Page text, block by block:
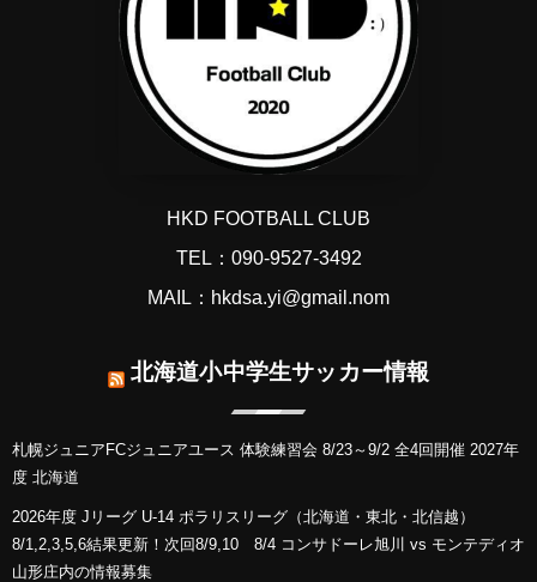
HKD FOOTBALL CLUB
TEL：090-9527-3492
MAIL：hkdsa.yi@gmail.nom
北海道小中学生サッカー情報
札幌ジュニアFCジュニアユース 体験練習会 8/23～9/2 全4回開催 2027年
度 北海道
2026年度 Jリーグ U-14 ポラリスリーグ（北海道・東北・北信越）
8/1,2,3,5,6結果更新！次回8/9,10 8/4 コンサドーレ旭川 vs モンテディオ
山形庄内の情報募集